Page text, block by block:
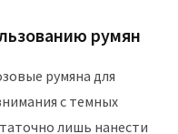
румян
румяна для
с темных
лишь нанести